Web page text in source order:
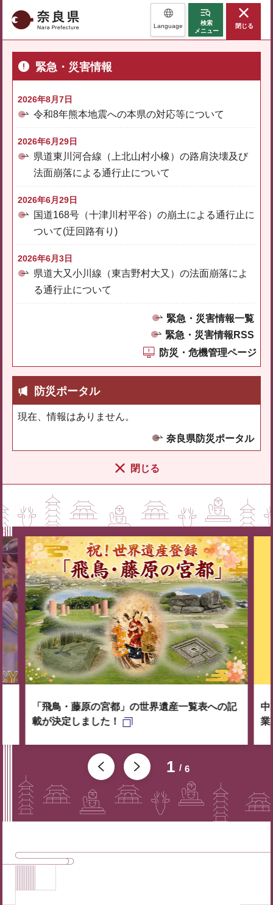
奈良県 Language
検索
メニュー
閉じる
緊急・災害情報
2026年8月7日
令和8年熊本地震への本県の対応等について
2026年6月29日
県道東川河合線（上北山村小橡）の路肩決壊及び
法面崩落による通行止について
2026年6月29日
国道168号（十津川村平谷）の崩土による通行止に
ついて(迂回路有り)
2026年6月3日
県道大又小川線（東吉野村大又）の法面崩落によ
る通行止について
緊急・災害情報一覧
緊急・災害情報RSS
防災・危機管理ページ
防災ポータル
現在、情報はありません。
奈良県防災ポータル
閉じる
1 6
「飛鳥・藤原の宮都」の世界遺産一覧表への記
載が決定しました！
中
業